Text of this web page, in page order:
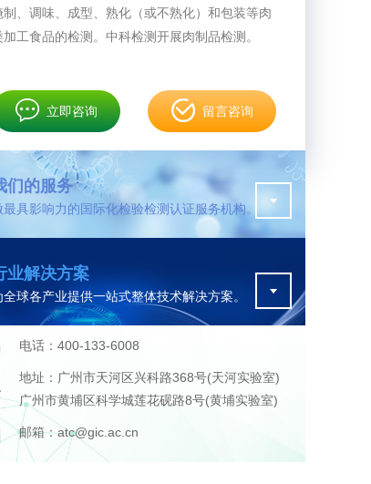
更多
危废鉴定
更多
更多
更多
在线咨询
测
食品安全检测
化妆品检测
水资源检测
毒理检测
制、调味、成型、熟化（或不熟化）和包装等肉
加工食品的检测。中科检测开展肉制品检测。
立即咨询 留言咨询
们的服务
最具影响力的国际化检验检测认证服务机构。
业解决方案
全球各产业提供一站式整体技术解决方案。
电话：400-133-6008
地址：广州市天河区兴科路368号(天河实验室)
广州市黄埔区科学城莲花砚路8号(黄埔实验室)
邮箱：atc@gic.ac.cn